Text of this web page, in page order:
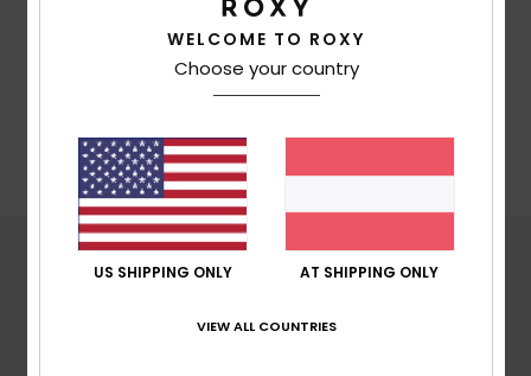
ROXY FITS
TAILORED
härtesten Bedingungen.
WELCOME TO ROXY
Choose your country
US SHIPPING ONLY AT SHIPPING ONLY
VIEW ALL COUNTRIES